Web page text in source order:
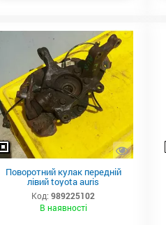
Поворотний кулак передній
лівий toyota auris
Код: 989225102
В наявності